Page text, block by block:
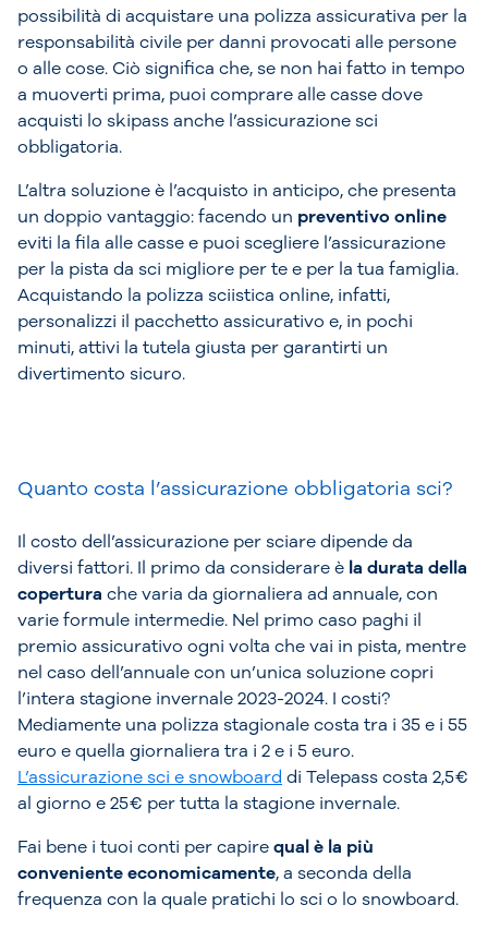
possibilità di acquistare una polizza assicurativa per la
responsabilità civile per danni provocati alle persone
o alle cose. Ciò significa che, se non hai fatto in tempo
a muoverti prima, puoi comprare alle casse dove
acquisti lo skipass anche l’assicurazione sci
obbligatoria.
L’altra soluzione è l’acquisto in anticipo, che presenta
un doppio vantaggio: facendo un preventivo online
eviti la fila alle casse e puoi scegliere l’assicurazione
per la pista da sci migliore per te e per la tua famiglia.
Acquistando la polizza sciistica online, infatti,
personalizzi il pacchetto assicurativo e, in pochi
minuti, attivi la tutela giusta per garantirti un
divertimento sicuro.
Quanto costa l’assicurazione obbligatoria sci?
Il costo dell’assicurazione per sciare dipende da
diversi fattori. Il primo da considerare è la durata della
copertura che varia da giornaliera ad annuale, con
varie formule intermedie. Nel primo caso paghi il
premio assicurativo ogni volta che vai in pista, mentre
nel caso dell’annuale con un’unica soluzione copri
l’intera stagione invernale 2023-2024. I costi?
Mediamente una polizza stagionale costa tra i 35 e i 55
euro e quella giornaliera tra i 2 e i 5 euro.
L’assicurazione sci e snowboard di Telepass costa 2,5€
al giorno e 25€ per tutta la stagione invernale.
Fai bene i tuoi conti per capirequal è la più
conveniente economicamente, a seconda della
frequenza con la quale pratichi lo sci o lo snowboard.